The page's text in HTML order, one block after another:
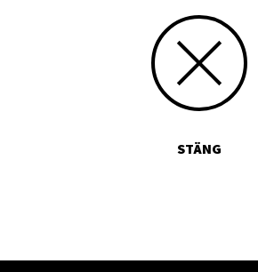
STÄNG